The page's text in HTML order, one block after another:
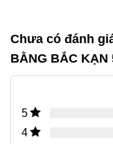
Chưa có đánh
BẰNG BẮC KẠN
5
4